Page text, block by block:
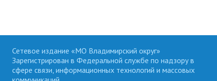
Сетевое издание «МО Владимирский округ»
Зарегистрирован в Федеральной службе по надзору в
сфере связи, информационных технологий и массовых